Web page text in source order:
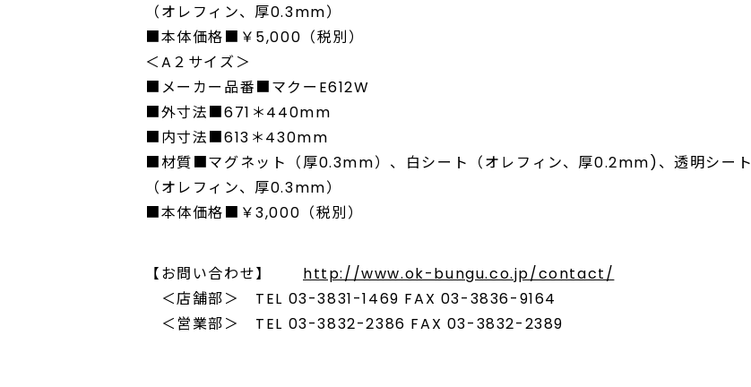
（オレフィン、厚0.3mm）
■本体価格■￥5,000（税別）
＜A２サイズ＞
■メーカー品番■マクーE612W
■外寸法■671＊440mm
■内寸法■613＊430mm
■材質■マグネット（厚0.3mm）、白シート（オレフィン、厚0.2mm)、透明シート
（オレフィン、厚0.3mm）
■本体価格■￥3,000（税別）
【お問い合わせ】 http://www.ok-bungu.co.jp/contact/
＜店舗部＞ TEL 03-3831-1469 FAX 03-3836-9164
＜営業部＞ TEL 03-3832-2386 FAX 03-3832-2389